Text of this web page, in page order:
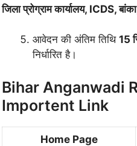
जिला प्रोग्राम कार्यालय, ICDS,
आवेदन की अंतिम तिथि 15
निर्धारित है।
Bihar Anganwadi
Importent Link
Home Page